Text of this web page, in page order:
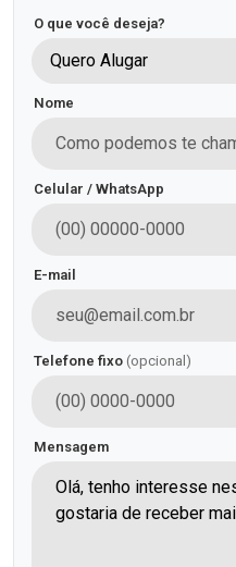
O que você deseja?
Quero Alugar
Nome
Celular / WhatsApp
E-mail
Telefone fixo (opcional)
Mensagem